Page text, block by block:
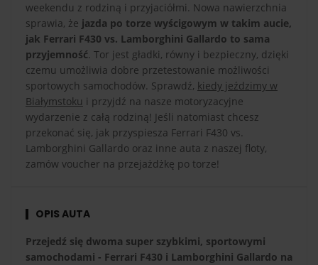
weekendu z rodziną i przyjaciółmi. Nowa nawierzchnia
sprawia, że jazda po torze wyścigowym w takim aucie,
jak Ferrari F430 vs. Lamborghini Gallardo to sama
przyjemność. Tor jest gładki, równy i bezpieczny, dzięki
czemu umożliwia dobre przetestowanie możliwości
sportowych samochodów. Sprawdź, kiedy jeździmy w
Białymstoku i przyjdź na nasze motoryzacyjne
wydarzenie z całą rodziną! Jeśli natomiast chcesz
przekonać się, jak przyspiesza Ferrari F430 vs.
Lamborghini Gallardo oraz inne auta z naszej floty,
zamów voucher na przejażdżkę po torze!
OPIS AUTA
Przejedź się dwoma super szybkimi, sportowymi
samochodami - Ferrari F430 i Lamborghini Gallardo na